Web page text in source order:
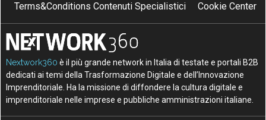
Terms&Conditions Contenuti Specialistici
Cookie Center
Nextwork360 è il più grande network in Italia di testate e portali B2B
dedicati ai temi della Trasformazione Digitale e dell’Innovazione
Imprenditoriale. Ha la missione di diffondere la cultura digitale e
imprenditoriale nelle imprese e pubbliche amministrazioni italiane.